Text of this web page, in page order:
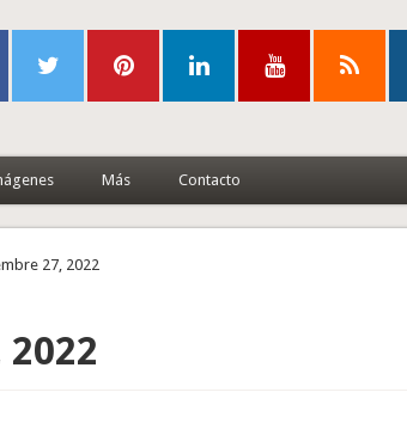
Más Contacto
27, 2022